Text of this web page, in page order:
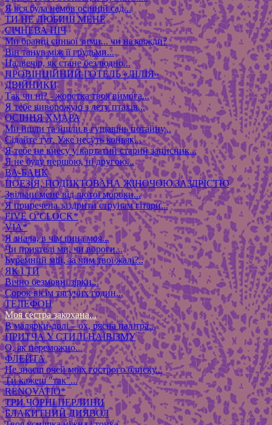
Я вся була немов осінній сад...
ТИ НЕ ЛЮБИШ МЕНЕ
СІЧНЕВА НІЧ
Ми бранці синьої зими... чи назавжди?
Він танув між її грудьми...
Надвечір, як стане безлюдно...
ПРОВІНЦІЙНИЙ ГОТЕЛЬ «ЛІЛІЯ»
ДВІЙНИКИ
Так чи ні? - жорстка твоя вимога...
Я тебе виворожую з лету птахів...
ОСІННЯ ХМАРА
Ми йшли та йшли в гущавінь потайну...
Сідайте тут. Уже несуть коньяк...
Я тебе не внесу у картатий старий записник...
Я не буду першою, ні другою...
ВА-БАНК
ПОЕЗІЯ, ПОДИКТОВАНА ЖІНОЧОЮ ЗАЗДРІСТЮ
Звільни мене від лютої мороки...
Я приречена заздрити струнам гітари...
FIVE O’CLOCK*
VIA*
Я знала, в чім вина моя...
Чи приятелі ми, чи вороги...
Буремний мій, за чим твої жалі?..
ЯК І ТИ
Вічно безмовні зірки...
Сорок вісім тягучих годин...
ТЕЛЕФОН
Моя сестра закохана...
В малярки-долі – ох, рясна палітра...
ПРИТЧА У СТИЛІ НАЇВІЗМУ
О, як переможно...
ФЛЕЙТА
Не знаєш очей моїх гострого блиску...
Ти кажеш "так"...
RENOVATIO*
ТРИ ЧОРНІ ПЕРЛИНИ
БЛАКИТНИЙ ДИЯВОЛ